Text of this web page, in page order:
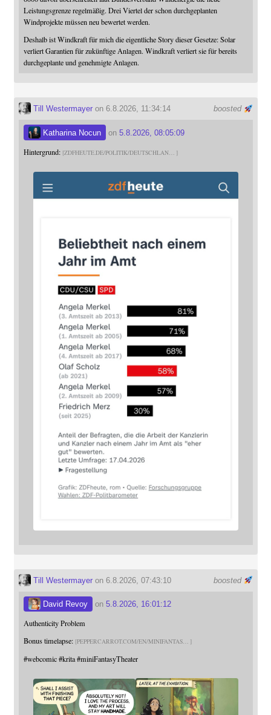
Leistungsgrenze regelmäßig. Drei Viertel der schon durchgeplanten
Windprojekte müssen neu bewertet werden.
Deshalb ist Windkraft für mich die eigentliche Story dieser Gesetze: Solar
verliert Garantien für zukünftige Anlagen. Windkraft verliert sie für bereits
durchgeplante und genehmigte Anlagen.
boosted
Till Westermayeron 6.8.2026, 11:34:14
Katharina Nocun on 5.8.2026, 08:05:09
Hintergrund: ZDFHEUTE.DE/POLITIK/DEUTSCHLAN
boosted
Till Westermayeron 6.8.2026, 07:43:10
David Revoy on 5.8.2026, 16:01:12
Authenticity Problem
Bonus timelapse: PEPPERCARROT.COM/EN/MINIFANTAS
#webcomic #krita #miniFantasyTheater